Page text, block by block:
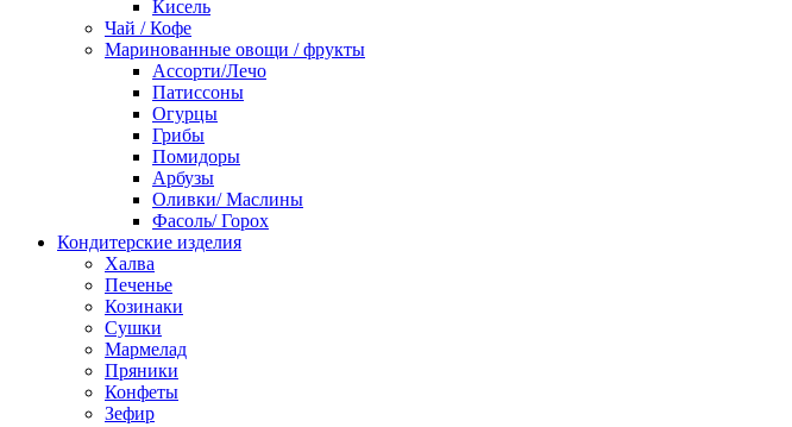
Кисель
Чай / Кофе
Маринованные овощи / фрукты
Ассорти/Лечо
Патиссоны
Огурцы
Грибы
Помидоры
Арбузы
Оливки/ Маслины
Фасоль/ Горох
Кондитерские изделия
Халва
Печенье
Козинаки
Сушки
Мармелад
Пряники
Конфеты
Зефир